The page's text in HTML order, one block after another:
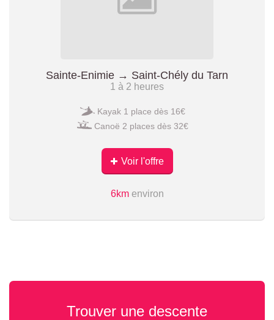
Sainte-Enimie → Saint-Chély du Tarn
1 à 2 heures
Kayak 1 place dès 16€
Canoë 2 places dès 32€
Voir l'offre
6kmenviron
Trouver une descente